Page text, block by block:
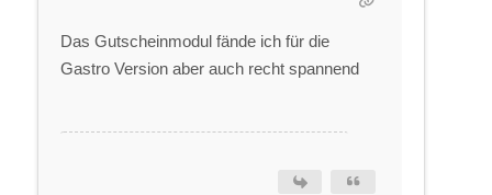
Das Gutscheinmodul fände ich für die
Gastro Version aber auch recht spannend